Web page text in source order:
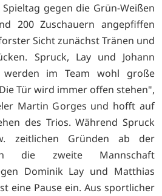
gegen die Grün-Weißen
200 Zuschauern angepfiffen
Sicht zunächst Tränen und
Spruck, Lay und Johann
im Team wohl große
Tür wird immer offen stehen",
Martin Gorges und hofft auf
des Trios. Während Spruck
zeitlichen Gründen ab der
die zweite Mannschaft
Dominik Lay und Matthias
eine Pause ein. Aus sportlicher